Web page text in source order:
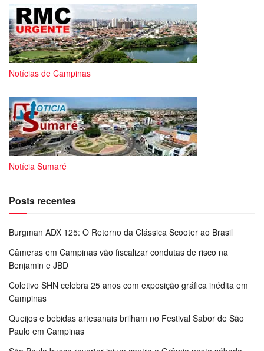
Notícias de Campinas
Notícia Sumaré
Posts recentes
Burgman ADX 125: O Retorno da Clássica Scooter ao Brasil
Câmeras em Campinas vão fiscalizar condutas de risco na
Benjamin e JBD
Coletivo SHN celebra 25 anos com exposição gráfica inédita em
Campinas
Queijos e bebidas artesanais brilham no Festival Sabor de São
Paulo em Campinas